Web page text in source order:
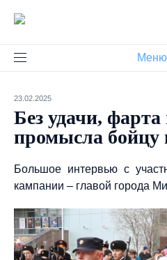
Меню
23.02.2025
Без удачи,
промысла бойцу
Большое интервью с
кампании – главой города